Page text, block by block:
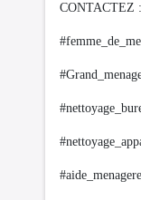
CONTACTEZ